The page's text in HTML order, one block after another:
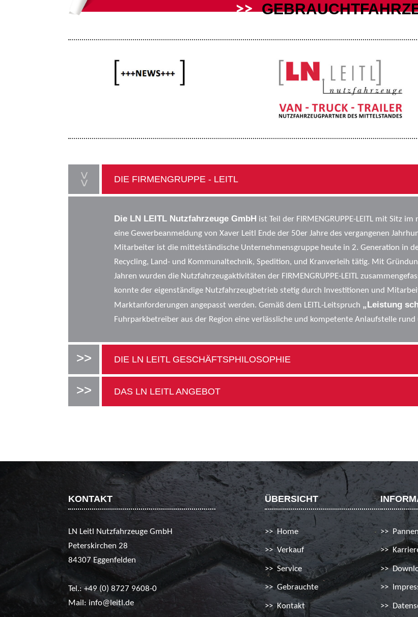
>>
DIE FIRMENGRUPPE - LEITL
Die LN LEITL Nutzfahrzeuge GmbH ist Teil der FIRMENGRUPPE-LEITL mit Sitz
eine Gewerbeanmeldung von Xaver Leitl Ende der 50er Jahre des vergangenen
Mitarbeiter ist die mittelständische Unternehmensgruppe heute in 2. Generation in
Recycling, Land- und Kommunaltechnik, Spedition, und Kranverleih tätig. Mit
Jahren wurden die Nutzfahrzeugaktivitäten der FIRMENGRUPPE-LEITL
konnte der eigenständige Nutzfahrzeugbetrieb stetig durch Investitionen und
Marktanforderungen angepasst werden. Gemäß dem LEITL-Leitspruch „Leistung
Fuhrparkbetreiber aus der Region eine verlässliche und kompetente Anlaufstelle
DIE LN LEITL GESCHÄFTSPHILOSOPHIE
DAS LN LEITL ANGEBOT
KONTAKT
LN Leitl Nutzfahrzeuge GmbH
Peterskirchen 28
84307 Eggenfelden
Tel.:+49 (0) 8727 9608-0
Mail: info@leitl.de
ÜBERSICHT
Home
Verkauf
Service
Gebrauchte
Kontakt